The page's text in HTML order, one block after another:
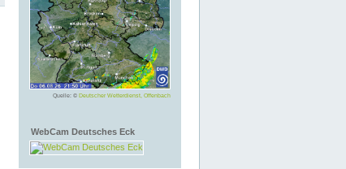
Quelle: © Deutscher Wetterdienst, Offenbach
WebCam Deutsches Eck